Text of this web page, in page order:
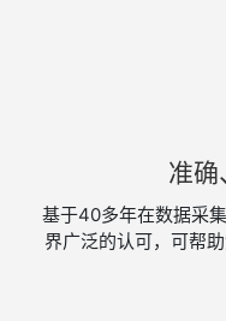
准确
基于​40​多年​在​数据​采
界广泛的认可，​可​帮